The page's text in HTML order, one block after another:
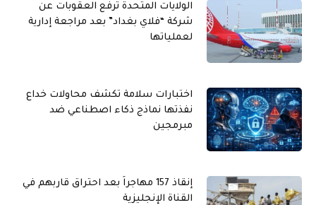
الولايات المتحدة ترفع العقوبات عن
شركة “فلاي بغداد” بعد مراجعة إدارية
لعملياتها
اختبارات سلامة تكشف محاولات خداع
نفذتها نماذج ذكاء اصطناعي ضد
مبرمجين
إنقاذ 157 مهاجراً بعد احتراق قاربهم في
القناة الإنجليزية